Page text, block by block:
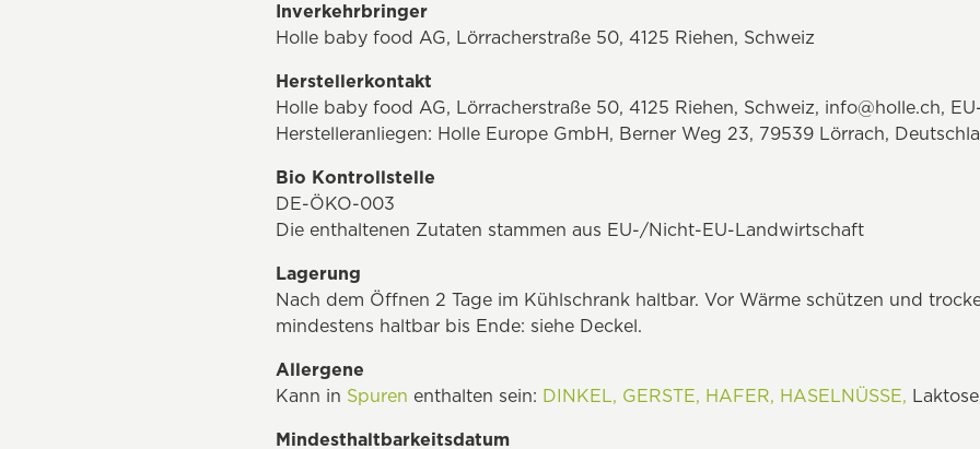
Inverkehrbringer
Holle baby food AG, Lörracherstraße 50, 4125 Riehen, Schweiz
Herstellerkontakt
Holle baby food AG, Lörracherstraße 50, 4125 Riehen, Schweiz, info@holle.ch,
Herstelleranliegen: Holle Europe GmbH, Berner Weg 23, 79539 Lörrach,
Bio Kontrollstelle
DE-ÖKO-003
Die enthaltenen Zutaten stammen aus EU-/Nicht-EU-Landwirtschaft
Lagerung
Nach dem Öffnen 2 Tage im Kühlschrank haltbar. Vor Wärme schützen und
mindestens haltbar bis Ende: siehe Deckel.
Allergene
Kann in Spuren enthalten sein: DINKEL, GERSTE, HAFER, HASELNÜSSE,
Mindesthaltbarkeitsdatum